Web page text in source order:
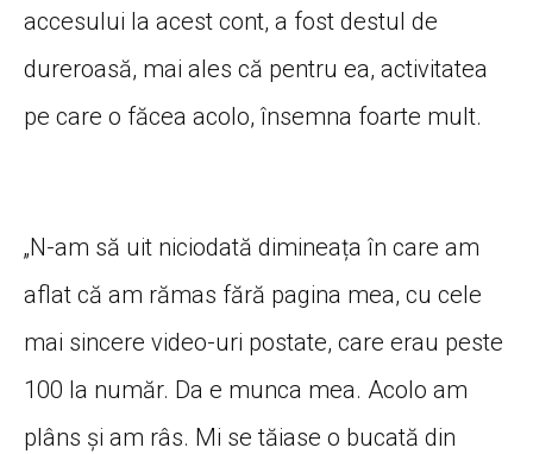
accesului la acest cont, a fost destul de
dureroasă, mai ales că pentru ea, activitatea
pe care o făcea acolo, însemna foarte mult.
„N-am să uit niciodată dimineața în care am
aflat că am rămas fără pagina mea, cu cele
mai sincere video-uri postate, care erau peste
100 la număr. Da e munca mea. Acolo am
plâns și am râs. Mi se tăiase o bucată din